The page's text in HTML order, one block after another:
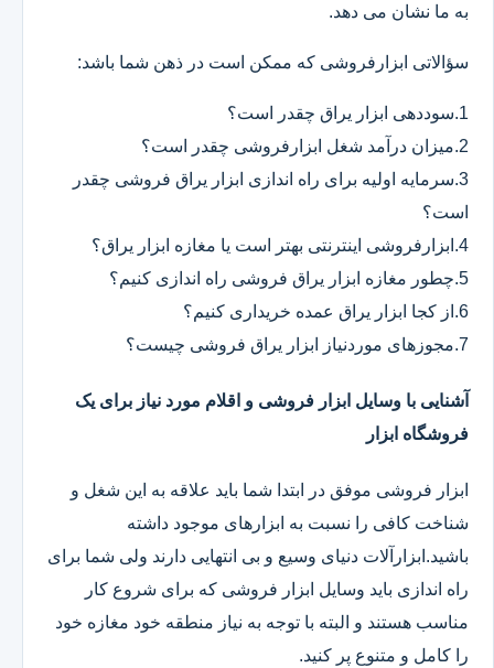
به ما نشان می دهد.
سؤالاتی ابزارفروشی که ممکن است در ذهن شما باشد:
1.سوددهی ابزار یراق چقدر است؟
2.میزان درآمد شغل ابزارفروشی چقدر است؟
3.سرمایه اولیه برای راه اندازی ابزار یراق فروشی چقدر
است؟
4.ابزارفروشی اینترنتی بهتر است یا مغازه ابزار یراق؟
5.چطور مغازه ابزار یراق فروشی راه اندازی کنیم؟
6.از کجا ابزار یراق عمده خریداری کنیم؟
7.مجوزهای موردنیاز ابزار یراق فروشی چیست؟
آشنایی با وسایل ابزار فروشی و اقلام مورد نیاز برای یک
فروشگاه ابزار
ابزار فروشی موفق در ابتدا شما باید علاقه به این شغل و
شناخت کافی را نسبت به ابزارهای موجود داشته
باشید.ابزارآلات دنیای وسیع و بی انتهایی دارند ولی شما برای
راه اندازی باید وسایل ابزار فروشی که برای شروع کار
مناسب هستند و البته با توجه به نیاز منطقه خود مغازه خود
را کامل و متنوع پر کنید.